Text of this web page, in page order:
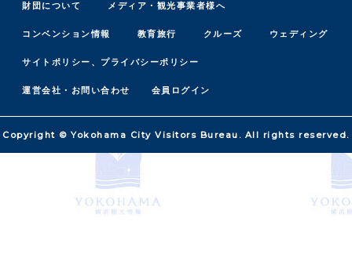
財団について メディア・観光事業者様へ
コンベンション情報 教育旅行 クルーズ ウェディング
サイトポリシー、プライバシーポリシー
運営会社・お問い合わせ 会員ログイン
Copyright © Yokohama City Visitors Bureau. All rights reserved.